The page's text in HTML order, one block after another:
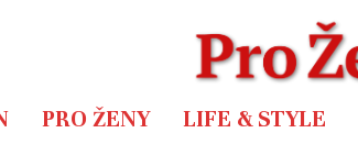
PRO ŽENY LIFE & STYLE